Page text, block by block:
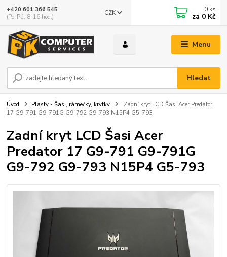
Menu
CZK
Hledat
+420 601 366 545
(Po-Pá, 8-16 hod.)
0 ks
za 0 Kč
Úvod Plasty - Šasi, rámečky, krytky
Zadní kryt LCD Šasi Acer Predator
17 G9-791 G9-791G G9-792 G9-793 N15P4 G5-793
Zadní kryt LCD Šasi Acer
Predator 17 G9-791 G9-791G
G9-792 G9-793 N15P4 G5-793